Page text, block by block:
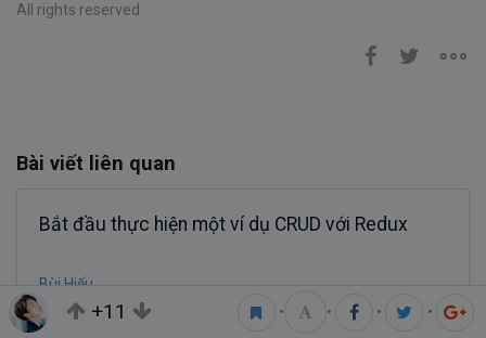
All rights reserved
Bài viết liên quan
Bắt đầu thực hiện một ví dụ CRUD với Redux
Bùi Hiếu
5 phút đọc+11 • • • •